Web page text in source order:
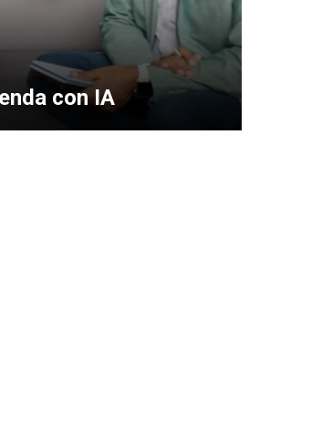
con IA